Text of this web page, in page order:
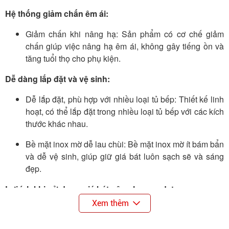
Hệ thống giảm chấn êm ái:
Giảm chấn khi nâng hạ: Sản phẩm có cơ chế giảm
chấn giúp việc nâng hạ êm ái, không gây tiếng ồn và
tăng tuổi thọ cho phụ kiện.
Dễ dàng lắp đặt và vệ sinh:
Dễ lắp đặt, phù hợp với nhiều loại tủ bếp: Thiết kế linh
hoạt, có thể lắp đặt trong nhiều loại tủ bếp với các kích
thước khác nhau.
Bề mặt inox mờ dễ lau chùi: Bề mặt inox mờ ít bám bẩn
và dễ vệ sinh, giúp giữ giá bát luôn sạch sẽ và sáng
đẹp.
Lợi ích khi sử dụng giá bát nâng hạ nan dẹt.
Tối ưu không gian bếp trên cao: Giúp tận dụng không
Xem thêm